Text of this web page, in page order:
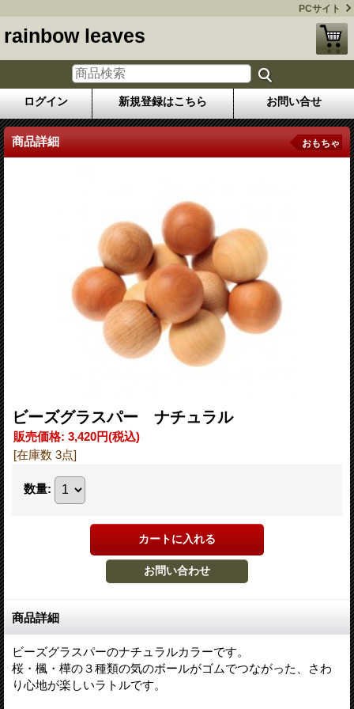
PCサイト
rainbow leaves
ログイン 新規登録はこちら お問い合せ
商品詳細 おもちゃ
ビーズグラスパー ナチュラル
販売価格: 3,420円(税込)
[在庫数 3点]
数量:
商品詳細
ビーズグラスパーのナチュラルカラーです。
桜・楓・樺の３種類の気のボールがゴムでつながった、さわ
り心地が楽しいラトルです。